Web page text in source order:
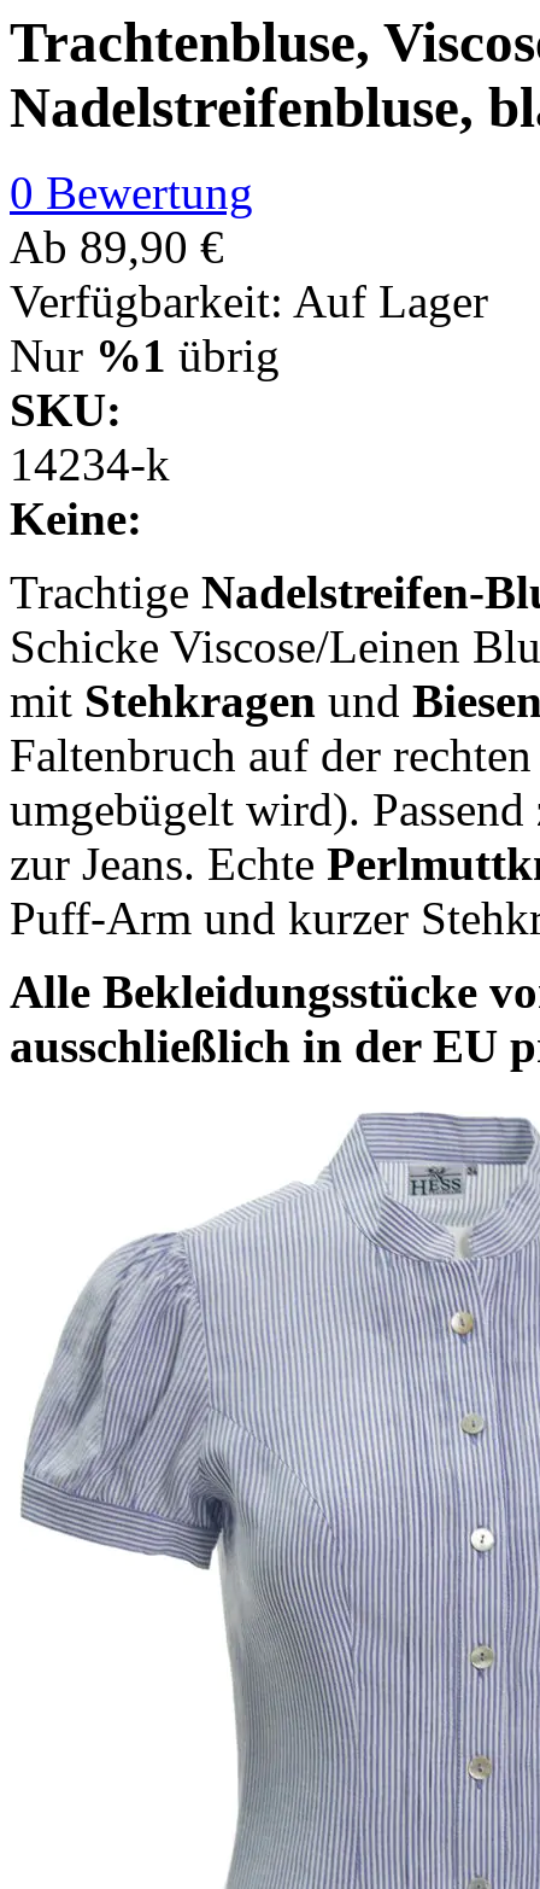
Trachtenbluse,
Nadelstreifenbluse,
0 Bewertung
Ab 89,90 €
Verfügbarkeit: Auf Lager
Nur %1 übrig
SKU:
14234-k
Keine:
Trachtige Nadelstreifen-
Schicke Viscose/Leinen
mit Stehkragen und
Faltenbruch auf der
umgebügelt wird).
zur Jeans. Echte
Puff-Arm und kurzer
Alle Bekleidungsstücke
ausschließlich in der EU